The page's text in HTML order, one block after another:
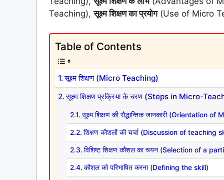
Teaching),सूक्ष्म शिक्षण का प्रयोग(Use of Micro
Table of Contents
सूक्ष्म शिक्षण (Micro Teaching)
सूक्ष्म शिक्षण प्रक्रिया के चरण (Steps in Micro-
सूक्ष्म शिक्षण की सैद्धान्तिक जानकारी (Orientation
शिक्षण कौशलों की चर्चा (Discussion of teaching
विशिष्ट शिक्षण कौशल का चयन (Selection of a
कौशल को परिभाषित करना (Defining the skill)